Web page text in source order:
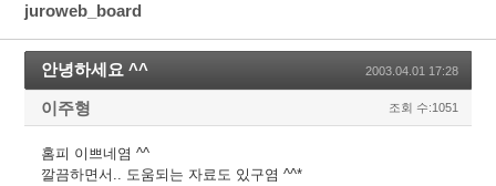
juroweb_board
안녕하세요 ^^ 2003.04.01 17:28
이주형 조회 수:1051
홈피 이쁘네염 ^^
깔끔하면서.. 도움되는 자료도 있구염 ^^*